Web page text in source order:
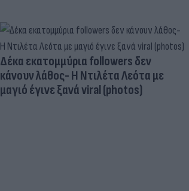
Δέκα εκατομμύρια followers δεν
κάνουν λάθος- Η Ντιλέτα Λεότα με
μαγιό έγινε ξανά viral (photos)